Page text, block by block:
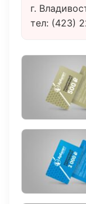
г.
тел: (423)